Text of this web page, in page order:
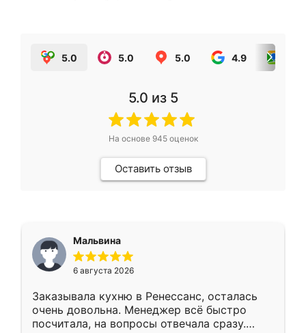
5.0 5.0 5.0 4.9
5.0 из 5
На основе 945оценок
Оставить отзыв
Мальвина
6 августа 2026
Заказывала кухню в Ренессанс, осталась
очень довольна. Менеджер всё быстро
посчитала, на вопросы отвечала сразу.